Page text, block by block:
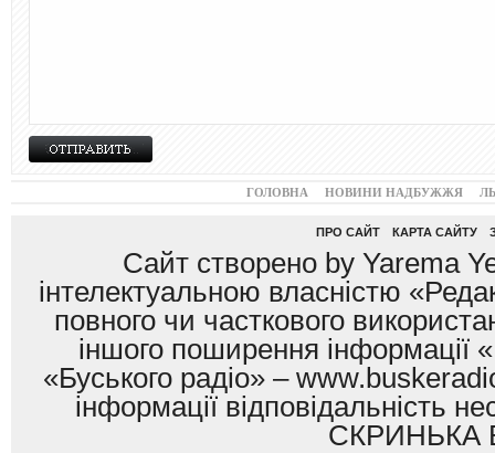
ГОЛОВНА НОВИНИ НАДБУЖЖЯ
ПРО САЙТ КАРТА САЙТУ
Сайт створено by Yarema
інтелектуальною власністю
повного чи часткового
іншого поширення інформації
«Буського радіо» –
інформації
СКРИНЬКА